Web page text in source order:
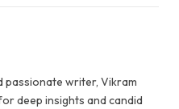
passionate writer, Vikram
deep insights and candid